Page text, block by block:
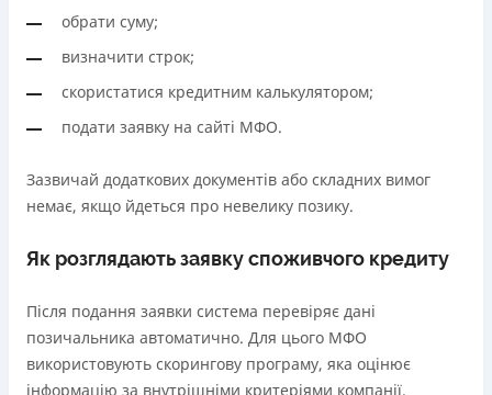
обрати суму;
визначити строк;
скористатися кредитним калькулятором;
подати заявку на сайті МФО.
Зазвичай додаткових документів або складних вимог
немає, якщо йдеться про невелику позику.
Як розглядають заявку споживчого кредиту
Після подання заявки система перевіряє дані
позичальника автоматично. Для цього МФО
використовують скорингову програму, яка оцінює
інформацію за внутрішніми критеріями компанії.